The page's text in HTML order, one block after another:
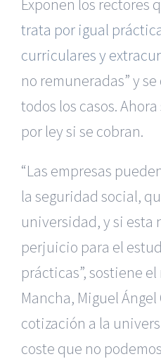
Exponen los rectores
trata por igual
curriculares y
no remuneradas” y
todos los casos.
por ley si se cobran.
“Las empresas
la seguridad social,
universidad, y si esta
perjuicio para el
prácticas”, sostiene
Mancha, Miguel Ángel
cotización a la
coste que no